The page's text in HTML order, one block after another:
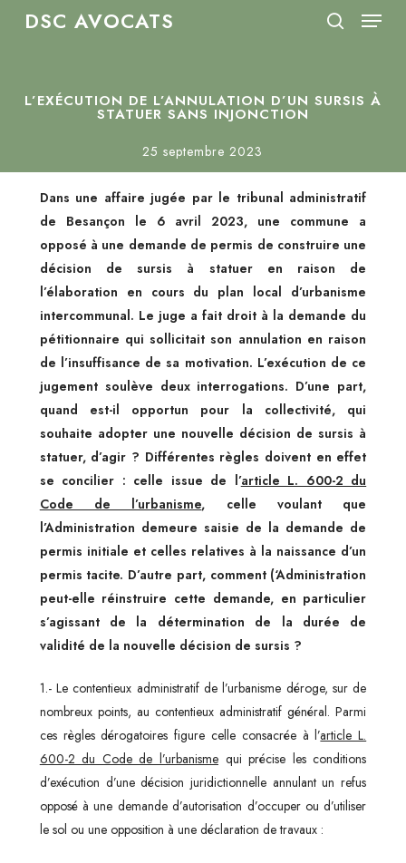
DSC AVOCATS Menu
L’EXÉCUTION DE L’ANNULATION D’UN SURSIS À
STATUER SANS INJONCTION
25 septembre 2023
Dans une affaire jugée par le tribunal administratif
de Besançon le 6 avril 2023, une commune a
opposé à une demande de permis de construire une
décision de sursis à statuer en raison de
l’élaboration en cours du plan local d’urbanisme
intercommunal. Le juge a fait droit à la demande du
pétitionnaire qui sollicitait son annulation en raison
de l’insuffisance de sa motivation. L’exécution de ce
jugement soulève deux interrogations. D’une part,
quand est-il opportun pour la collectivité, qui
souhaite adopter une nouvelle décision de sursis à
statuer, d’agir ? Différentes règles doivent en effet
se concilier : celle issue de l’article L. 600-2 du
Code de l’urbanisme, celle voulant que
l’Administration demeure saisie de la demande de
permis initiale et celles relatives à la naissance d’un
permis tacite. D’autre part, comment (‘Administration
peut-elle réinstruire cette demande, en particulier
s’agissant de la détermination de la durée de
validité de la nouvelle décision de sursis ?
1.- Le contentieux administratif de l’urbanisme déroge, sur de
nombreux points, au contentieux administratif général. Parmi
ces règles dérogatoires figure celle consacrée à l’article L.
600-2 du Code de l’urbanismequi précise les conditions
d’exécution d’une décision juridictionnelle annulant un refus
opposé à une demande d’autorisation d’occuper ou d’utiliser
le sol ou une opposition à une déclaration de travaux :